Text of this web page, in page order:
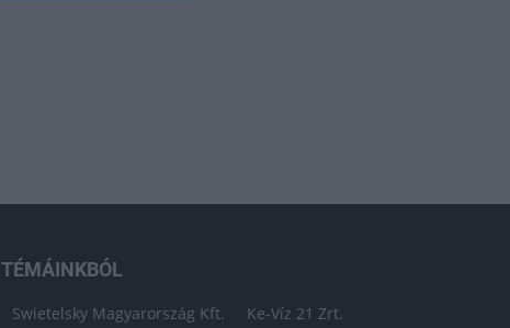
TÉMÁINKBÓL
Swietelsky Magyarország Kft. Ke-Víz 21 Zrt.